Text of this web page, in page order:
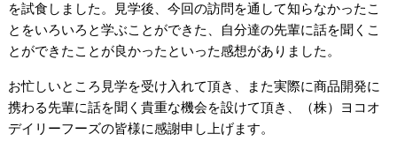
を試食しました。見学後、今回の訪問を通して知らなかったこ
とをいろいろと学ぶことができた、自分達の先輩に話を聞くこ
とができたことが良かったといった感想がありました。
お忙しいところ見学を受け入れて頂き、また実際に商品開発に
携わる先輩に話を聞く貴重な機会を設けて頂き、（株）ヨコオ
デイリーフーズの皆様に感謝申し上げます。